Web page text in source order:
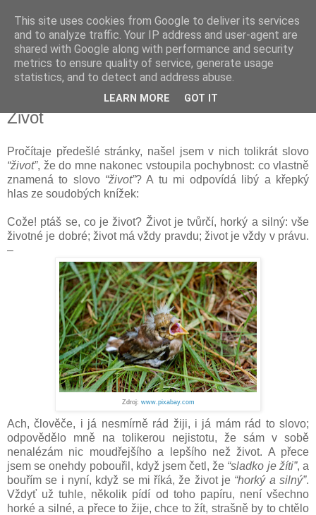
Kapka Karla Čapka
"Věřím v humanitu, v demokracii a v člověka."
sobota 31. března 2018
Život
Pročítaje předešlé stránky, našel jsem v nich tolikrát slovo
“život”, že do mne nakonec vstoupila pochybnost: co vlastně
znamená to slovo “život”? A tu mi odpovídá libý a křepký
hlas ze soudobých knížek:
Cože! ptáš se, co je život? Život je tvůrčí, horký a silný: vše
životné je dobré; život má vždy pravdu; život je vždy v právu.
–
Zdroj: www.pixabay.com
Ach, člověče, i já nesmírně rád žiji, i já mám rád to slovo;
odpovědělo mně na tolikerou nejistotu, že sám v sobě
nenalézám nic moudřejšího a lepšího než život. A přece
jsem se onehdy pobouřil, když jsem četl, že “sladko je žíti”, a
bouřím se i nyní, když se mi říká, že život je “horký a silný”.
Vždyť už tuhle, několik pídí od toho papíru, není všechno
horké a silné, a přece to žije, chce to žít, strašně by to chtělo
This site uses cookies from Google to deliver its services
and to analyze traffic. Your IP address and user-agent are
shared with Google along with performance and security
metrics to ensure quality of service, generate usage
statistics, and to detect and address abuse.
LEARN MORE GOT IT